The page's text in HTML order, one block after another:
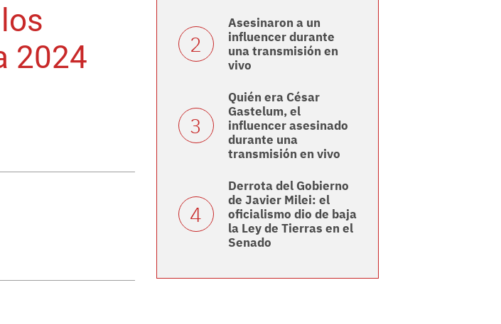
2024
Asesinaron a un
influencer durante
una transmisión en
vivo
Quién era César
Gastelum, el
influencer asesinado
durante una
transmisión en vivo
Derrota del Gobierno
de Javier Milei: el
oficialismo dio de baja
la Ley de Tierras en el
Senado